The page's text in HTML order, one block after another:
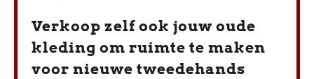
Verkoop zelf ook jouw oude
kleding om ruimte te maken
voor nieuwe tweedehands